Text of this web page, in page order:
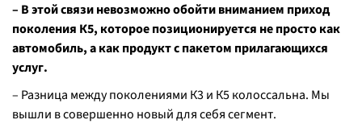
– В этой связи невозможно обойти вниманием приход
поколения К5, которое позиционируется не просто как
автомобиль, а как продукт с пакетом прилагающихся
услуг.
– Разница между поколениями К3 и К5 колоссальна. Мы
вышли в совершенно новый для себя сегмент.